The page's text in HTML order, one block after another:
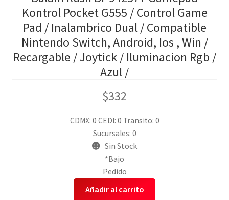
Kontrol Pocket G555 / Control Game
Pad / Inalambrico Dual / Compatible
Nintendo Switch, Android, Ios , Win /
Recargable / Joytick / Iluminacion Rgb /
Azul /
$332
CDMX: 0 CEDI: 0 Transito: 0
Sucursales: 0
Sin Stock
*Bajo
Pedido
Añadir al carrito